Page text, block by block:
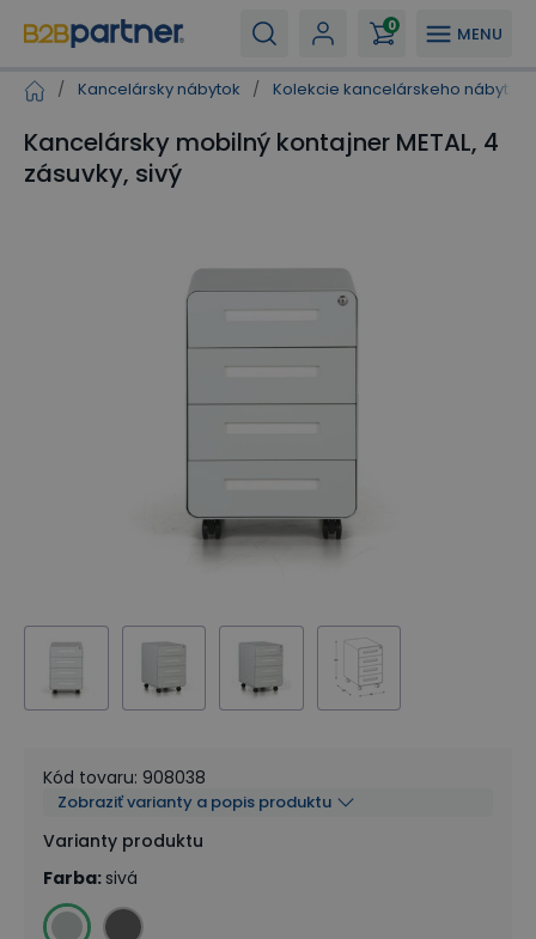
MENU
0
/ Kancelársky nábytok / Kolekcie kancelárskeho nábytku
Kancelársky mobilný kontajner METAL, 4
zásuvky, sivý
Kód tovaru: 908038
Zobraziť varianty a popis produktu
Varianty produktu
Farba: sivá